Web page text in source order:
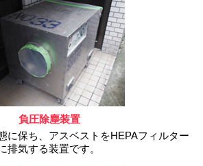
負圧除塵装置
に保ち、アスベストをHEPAフィルター
排気する装置です。